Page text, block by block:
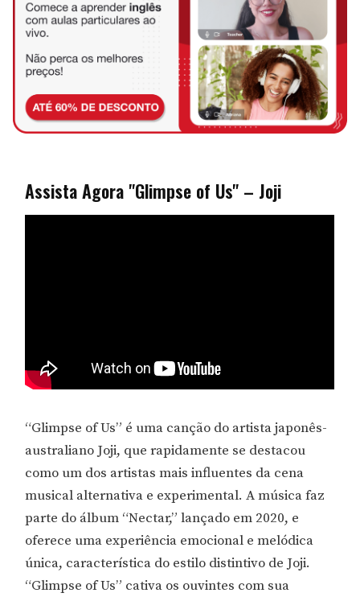
Assista Agora "Glimpse of Us" – Joji
“Glimpse of Us” é uma canção do artista japonês-
australiano Joji, que rapidamente se destacou
como um dos artistas mais influentes da cena
musical alternativa e experimental. A música faz
parte do álbum “Nectar,” lançado em 2020, e
oferece uma experiência emocional e melódica
única, característica do estilo distintivo de Joji.
“Glimpse of Us” cativa os ouvintes com sua